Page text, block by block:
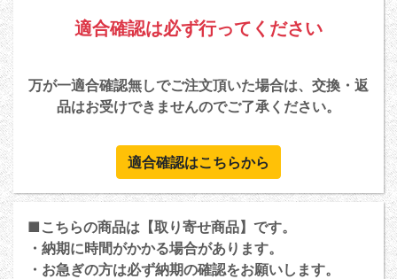
適合確認は必ず行ってください
万が一適合確認無しでご注文頂いた場合は、交換・返
品はお受けできませんのでご了承ください。
適合確認はこちらから
■こちらの商品は【取り寄せ商品】です。
・納期に時間がかかる場合があります。
・お急ぎの方は必ず納期の確認をお願いします。